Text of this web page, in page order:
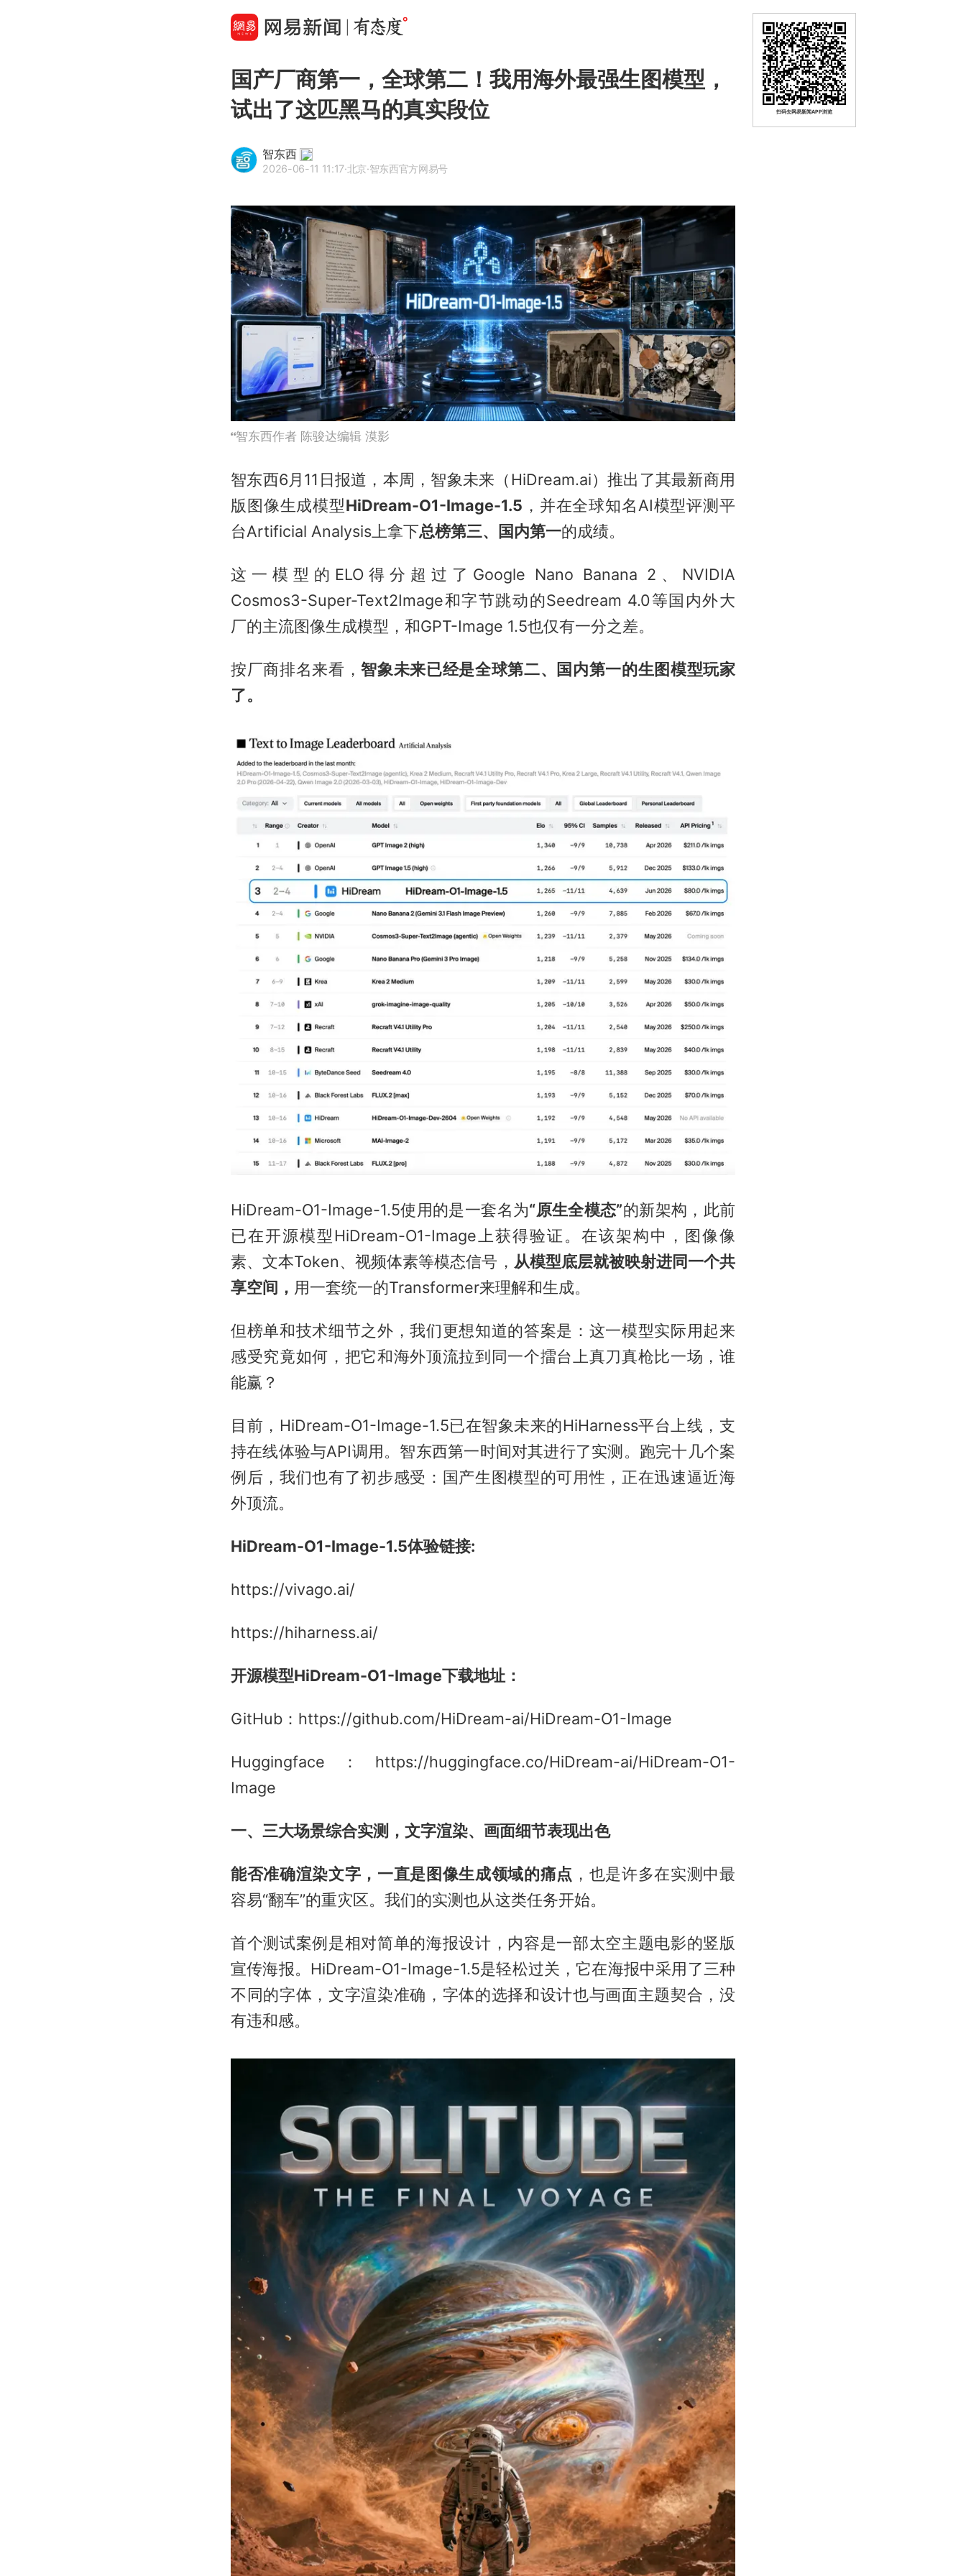
国产厂商第一，全球第二！我用海外最强生图模型，
试出了这匹黑马的真实段位
智东西
2026-06-11 11:17·北京·智东西官方网易号
智东西作者 陈骏达编辑 漠影
智东西6月11日报道，本周，智象未来（HiDream.ai）推出了其最新商用
版图像生成模型HiDream-O1-Image-1.5 ，并在全球知名AI模型评测平
台Artificial Analysis上拿下总榜第三、国内第一的成绩。
这一模型的ELO得分超过了Google Nano Banana 2、NVIDIA
Cosmos3-Super-Text2Image和字节跳动的Seedream 4.0等国内外大
厂的主流图像生成模型，和GPT-Image 1.5也仅有一分之差。
按厂商排名来看，智象未来已经是全球第二、国内第一的生图模型玩家
了。
HiDream-O1-Image-1.5使用的是一套名为“原生全模态”的新架构，此前
已在开源模型HiDream-O1-Image上获得验证。在该架构中，图像像
素、文本Token、视频体素等模态信号， 从模型底层就被映射进同一个共
享空间， 用一套统一的Transformer来理解和生成。
但榜单和技术细节之外，我们更想知道的答案是：这一模型实际用起来
感受究竟如何，把它和海外顶流拉到同一个擂台上真刀真枪比一场，谁
能赢？
目前，HiDream-O1-Image-1.5已在智象未来的HiHarness平台上线，支
持在线体验与API调用。智东西第一时间对其进行了实测。跑完十几个案
例后，我们也有了初步感受：国产生图模型的可用性，正在迅速逼近海
外顶流。
HiDream-O1-Image-1.5体验链接:
https://vivago.ai/
https://hiharness.ai/
开源模型HiDream-O1-Image下载地址：
GitHub：https://github.com/HiDream-ai/HiDream-O1-Image
Huggingface：https://huggingface.co/HiDream-ai/HiDream-O1-
Image
一、三大场景综合实测，文字渲染、画面细节表现出色
能否准确渲染文字，一直是图像生成领域的痛点 ，也是许多在实测中最
容易“翻车”的重灾区。我们的实测也从这类任务开始。
首个测试案例是相对简单的海报设计，内容是一部太空主题电影的竖版
宣传海报。HiDream-O1-Image-1.5是轻松过关，它在海报中采用了三种
不同的字体，文字渲染准确，字体的选择和设计也与画面主题契合，没
有违和感。
扫码去网易新闻APP浏览